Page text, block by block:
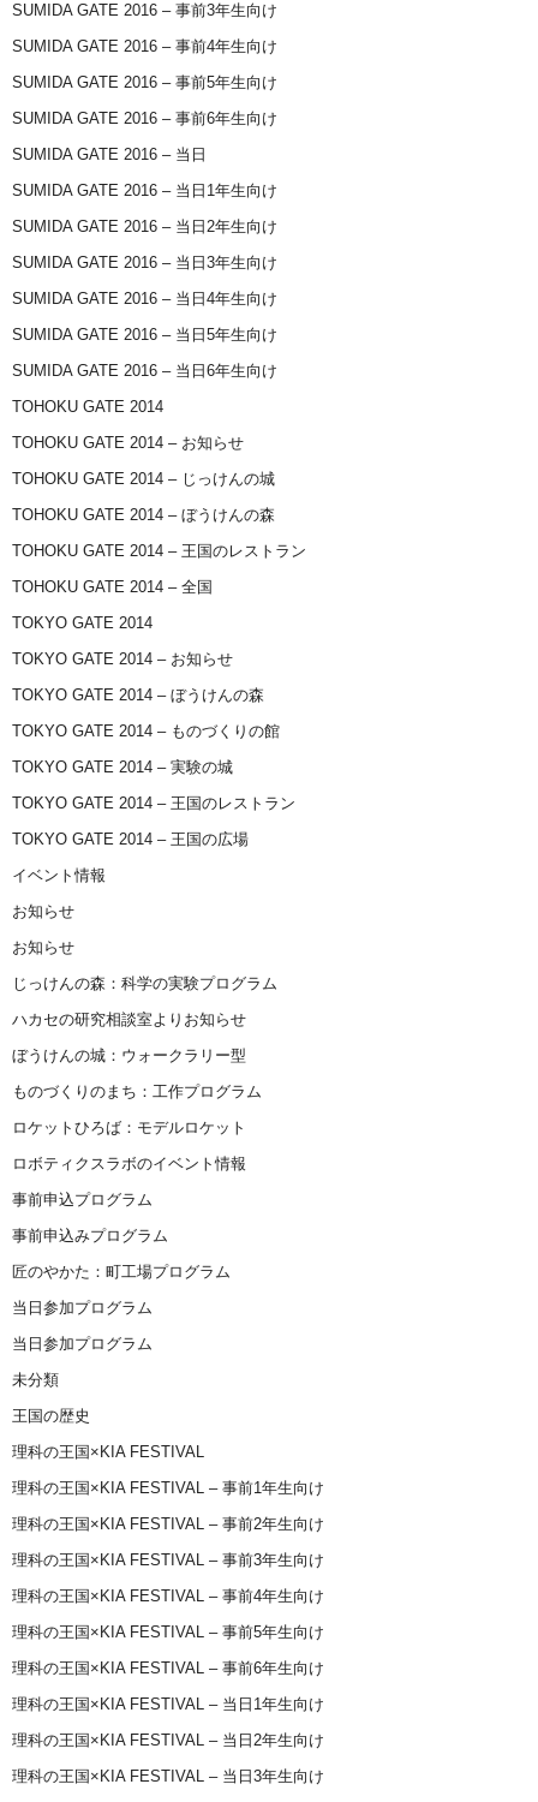
SUMIDA GATE 2016 – 事前3年生向け
SUMIDA GATE 2016 – 事前4年生向け
SUMIDA GATE 2016 – 事前5年生向け
SUMIDA GATE 2016 – 事前6年生向け
SUMIDA GATE 2016 – 当日
SUMIDA GATE 2016 – 当日1年生向け
SUMIDA GATE 2016 – 当日2年生向け
SUMIDA GATE 2016 – 当日3年生向け
SUMIDA GATE 2016 – 当日4年生向け
SUMIDA GATE 2016 – 当日5年生向け
SUMIDA GATE 2016 – 当日6年生向け
TOHOKU GATE 2014
TOHOKU GATE 2014 – お知らせ
TOHOKU GATE 2014 – じっけんの城
TOHOKU GATE 2014 – ぼうけんの森
TOHOKU GATE 2014 – 王国のレストラン
TOHOKU GATE 2014 – 全国
TOKYO GATE 2014
TOKYO GATE 2014 – お知らせ
TOKYO GATE 2014 – ぼうけんの森
TOKYO GATE 2014 – ものづくりの館
TOKYO GATE 2014 – 実験の城
TOKYO GATE 2014 – 王国のレストラン
TOKYO GATE 2014 – 王国の広場
イベント情報
お知らせ
お知らせ
じっけんの森：科学の実験プログラム
ハカセの研究相談室よりお知らせ
ぼうけんの城：ウォークラリー型
ものづくりのまち：工作プログラム
ロケットひろば：モデルロケット
ロボティクスラボのイベント情報
事前申込プログラム
事前申込みプログラム
匠のやかた：町工場プログラム
当日参加プログラム
当日参加プログラム
未分類
王国の歴史
理科の王国×KIA FESTIVAL
理科の王国×KIA FESTIVAL – 事前1年生向け
理科の王国×KIA FESTIVAL – 事前2年生向け
理科の王国×KIA FESTIVAL – 事前3年生向け
理科の王国×KIA FESTIVAL – 事前4年生向け
理科の王国×KIA FESTIVAL – 事前5年生向け
理科の王国×KIA FESTIVAL – 事前6年生向け
理科の王国×KIA FESTIVAL – 当日1年生向け
理科の王国×KIA FESTIVAL – 当日2年生向け
理科の王国×KIA FESTIVAL – 当日3年生向け